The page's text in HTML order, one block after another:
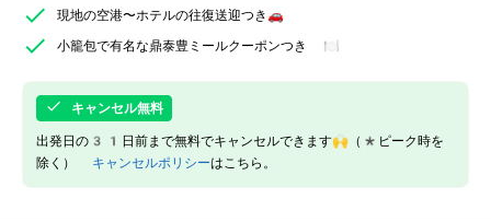
現地の空港〜ホテルの往復送迎つき🚗
小籠包で有名な鼎泰豊ミールクーポンつき 🍽️
キャンセル無料
出発日の31日前まで無料でキャンセルできます🙌（*ピーク時を
除く） キャンセルポリシーはこちら。